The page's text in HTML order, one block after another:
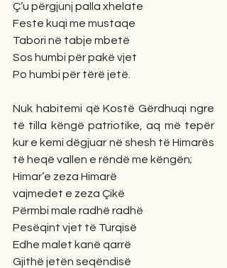
Ç’u përgjunj palla xhelate
Feste kuqi me mustaqe
Tabori në tabje mbetë
Sos humbi për pakë vjet
Po humbi për tërë jetë.
Nuk habitemi që Kostë Gërdhuqi ngre
të tilla këngë patriotike, aq më tepër
kur e kemi dëgjuar në shesh të Himarës
të heqë vallen e rëndë me këngën;
Himar’e zeza Himarë
vajmedet e zeza Çikë
Përmbi male radhë radhë
Pesëqint vjet të Turqisë
Edhe malet kanë qarrë
Gjithë jetën seqëndisë